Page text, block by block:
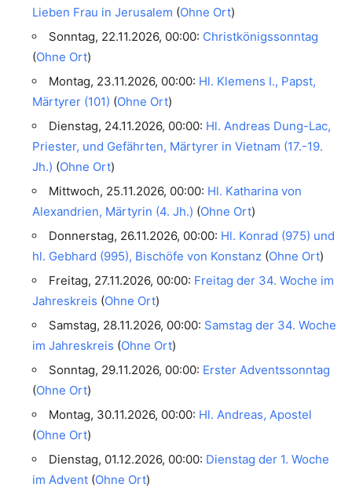
Lieben Frau in Jerusalem (Ohne Ort)
Sonntag, 22.11.2026, 00:00: Christkönigssonntag
(Ohne Ort)
Montag, 23.11.2026, 00:00: Hl. Klemens I., Papst,
Märtyrer (101) (Ohne Ort)
Dienstag, 24.11.2026, 00:00: Hl. Andreas Dung-Lac,
Priester, und Gefährten, Märtyrer in Vietnam (17.-19.
Jh.) (Ohne Ort)
Mittwoch, 25.11.2026, 00:00: Hl. Katharina von
Alexandrien, Märtyrin (4. Jh.) (Ohne Ort)
Donnerstag, 26.11.2026, 00:00: Hl. Konrad (975) und
hl. Gebhard (995), Bischöfe von Konstanz (Ohne Ort)
Freitag, 27.11.2026, 00:00: Freitag der 34. Woche im
Jahreskreis (Ohne Ort)
Samstag, 28.11.2026, 00:00: Samstag der 34. Woche
im Jahreskreis (Ohne Ort)
Sonntag, 29.11.2026, 00:00: Erster Adventssonntag
(Ohne Ort)
Montag, 30.11.2026, 00:00: Hl. Andreas, Apostel
(Ohne Ort)
Dienstag, 01.12.2026, 00:00: Dienstag der 1. Woche
im Advent (Ohne Ort)